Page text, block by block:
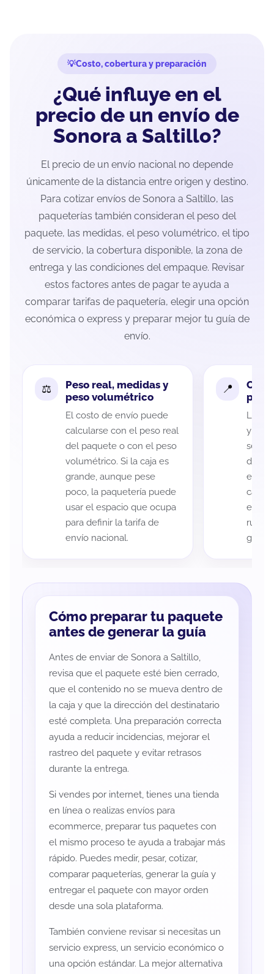
Costo, cobertura y preparación
¿Qué influye en el
precio de un envío de
Sonora a Saltillo?
El precio de un envío nacional no depende
únicamente de la distancia entre origen y destino.
Para cotizar envíos de Sonora a Saltillo, las
paqueterías también consideran el peso del
paquete, las medidas, el peso volumétrico, el tipo
de servicio, la cobertura disponible, la zona de
entrega y las condiciones del empaque. Revisar
estos factores antes de pagar te ayuda a
comparar tarifas de paquetería, elegir una opción
económica o express y preparar mejor tu guía de
envío.
Peso real, medidas y
peso volumétrico
El costo de envío puede
calcularse con el peso real
del paquete o con el peso
volumétrico. Si la caja es
grande, aunque pese
poco, la paquetería puede
usar el espacio que ocupa
para definir la tarifa de
envío nacional.
La
y
de
cada
es
ruta
guía
Cómo preparar tu paquete
antes de generar la guía
Antes de enviar de Sonora a Saltillo,
revisa que el paquete esté bien cerrado,
que el contenido no se mueva dentro de
la caja y que la dirección del destinatario
esté completa. Una preparación correcta
ayuda a reducir incidencias, mejorar el
rastreo del paquete y evitar retrasos
durante la entrega.
Si vendes por internet, tienes una tienda
en línea o realizas envíos para
ecommerce, preparar tus paquetes con
el mismo proceso te ayuda a trabajar más
rápido. Puedes medir, pesar, cotizar,
comparar paqueterías, generar la guía y
entregar el paquete con mayor orden
desde una sola plataforma.
También conviene revisar si necesitas un
servicio express, un servicio económico o
una opción estándar. La mejor alternativa